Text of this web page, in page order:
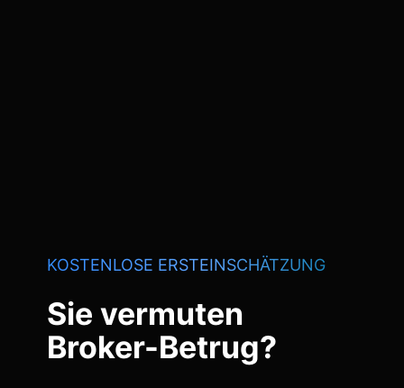
KOSTENLOSE ERSTEINSCHÄTZUNG
Sie vermuten
Broker-Betrug?